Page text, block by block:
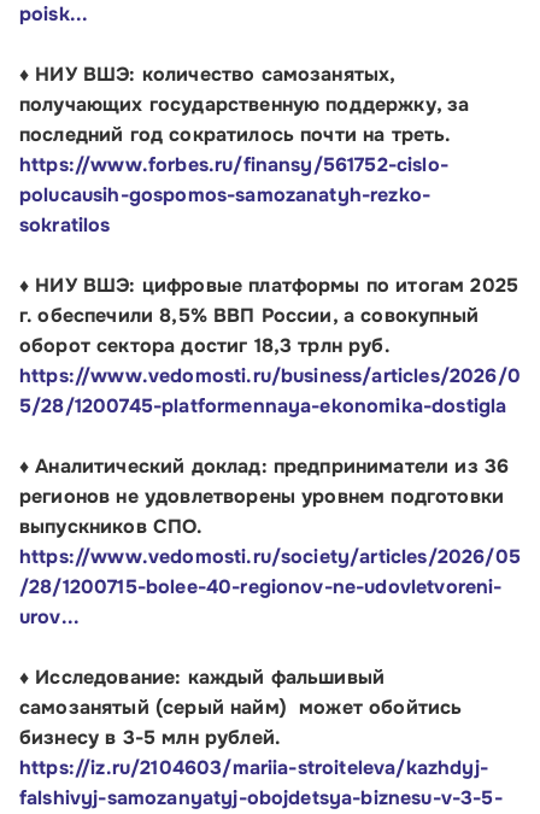
Малому и среднему бизнесу
Банкам и финансовым организациям
Инфраструктуре поддержки
О Корпорации
Телефон:
8 800 100-11-00
poisk...
♦ НИУ ВШЭ: количество самозанятых,
получающих государственную поддержку, за
последний год сократилось почти на треть.
https://www.forbes.ru/finansy/561752-cislo-
polucausih-gospomos-samozanatyh-rezko-
sokratilos
♦ НИУ ВШЭ: цифровые платформы по итогам 2025
г. обеспечили 8,5% ВВП России, а совокупный
оборот сектора достиг 18,3 трлн руб.
https://www.vedomosti.ru/business/articles/2026/0
5/28/1200745-platformennaya-ekonomika-dostigla
♦ Аналитический доклад: предприниматели из 36
регионов не удовлетворены уровнем подготовки
выпускников СПО.
https://www.vedomosti.ru/society/articles/2026/05
/28/1200715-bolee-40-regionov-ne-udovletvoreni-
urov...
♦ Исследование: каждый фальшивый
самозанятый (серый найм) может обойтись
бизнесу в 3-5 млн рублей.
https://iz.ru/2104603/mariia-stroiteleva/kazhdyj-
falshivyj-samozanyatyj-obojdetsya-biznesu-v-3-5-